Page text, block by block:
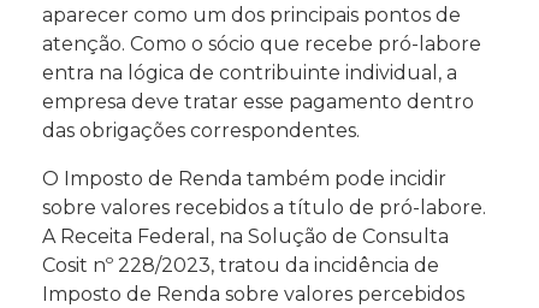
aparecer como um dos principais pontos de
atenção. Como o sócio que recebe pró-labore
entra na lógica de contribuinte individual, a
empresa deve tratar esse pagamento dentro
das obrigações correspondentes.
O Imposto de Renda também pode incidir
sobre valores recebidos a título de pró-labore.
A Receita Federal, na Solução de Consulta
Cosit nº 228/2023, tratou da incidência de
Imposto de Renda sobre valores percebidos